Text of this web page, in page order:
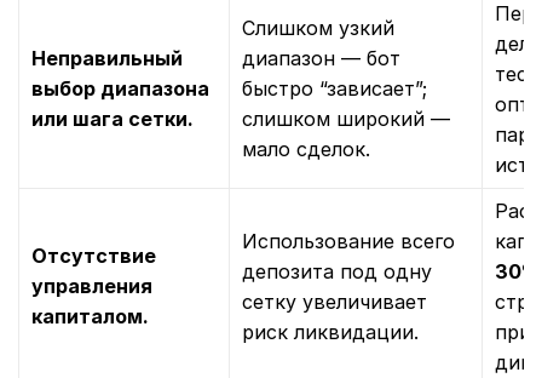
Неправильный
выбор диапазона
или шага сетки.
Слишком узкий
диапазон — бот
быстро “зависает”;
слишком широкий —
мало сделок.
Отсутствие
управления
капиталом.
Использование всего
депозита под одну
сетку увеличивает
риск ликвидации.
30%